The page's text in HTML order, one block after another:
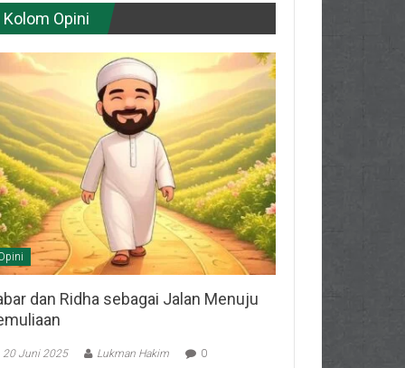
Kolom Opini
dan Ridha sebagai Jalan Menuju
20 Juni 2025 Lukman Hakim 0